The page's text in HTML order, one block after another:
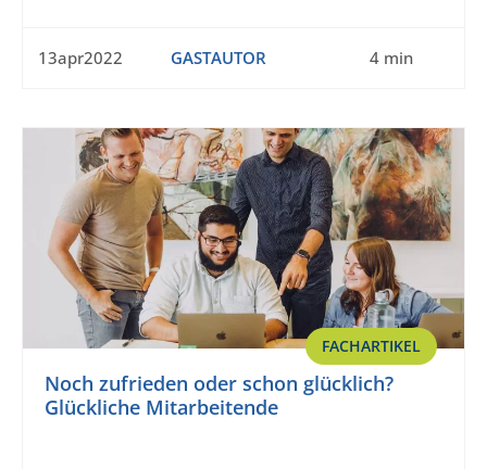
13apr2022 GASTAUTOR 4 min
FACHARTIKEL
Noch zufrieden oder schon glücklich?
Glückliche Mitarbeitende